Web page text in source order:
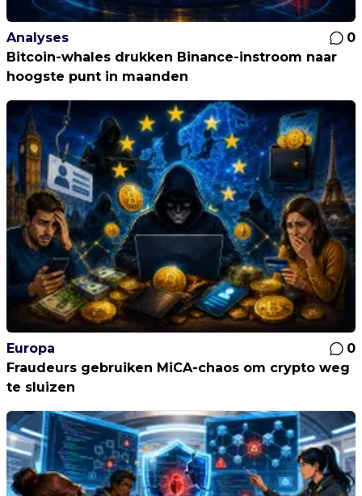
Analyses
0
Bitcoin-whales drukken Binance-instroom naar
hoogste punt in maanden
Europa
0
Fraudeurs gebruiken MiCA-chaos om crypto weg
te sluizen